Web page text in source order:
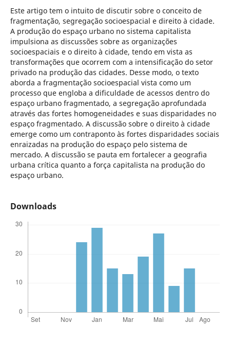
Este artigo tem o intuito de discutir sobre o conceito de
fragmentação, segregação socioespacial e direito à cidade.
A produção do espaço urbano no sistema capitalista
impulsiona as discussões sobre as organizações
socioespaciais e o direito à cidade, tendo em vista as
transformações que ocorrem com a intensificação do setor
privado na produção das cidades. Desse modo, o texto
aborda a fragmentação socioespacial vista como um
processo que engloba a dificuldade de acessos dentro do
espaço urbano fragmentado, a segregação aprofundada
através das fortes homogeneidades e suas disparidades no
espaço fragmentado. A discussão sobre o direito à cidade
emerge como um contraponto às fortes disparidades sociais
enraizadas na produção do espaço pelo sistema de
mercado. A discussão se pauta em fortalecer a geografia
urbana crítica quanto a força capitalista na produção do
espaço urbano.
Downloads